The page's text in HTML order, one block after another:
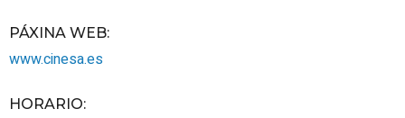
PÁXINA WEB:
www.cinesa.es
HORARIO: